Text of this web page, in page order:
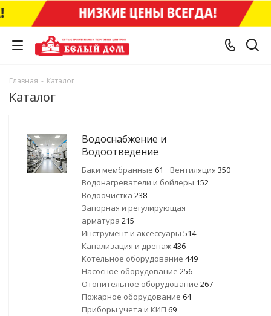
Главная - Каталог
Каталог
Водоснабжение и
Водоотведение
Баки мембранные 61 Вентиляция 350
Водонагреватели и бойлеры 152
Водоочистка 238
Запорная и регулирующая
арматура 215
Инструмент и аксессуары 514
Канализация и дренаж436
Котельное оборудование 449
Насосное оборудование 256
Отопительное оборудование 267
Пожарное оборудование 64
Приборы учета и КИП 69